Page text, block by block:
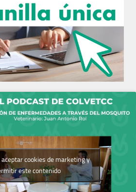
aceptar cookies de marketing y
este contenido